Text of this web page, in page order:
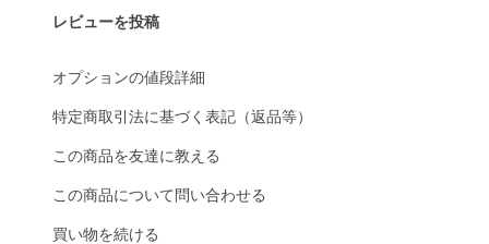
レビューを投稿
オプションの値段詳細
特定商取引法に基づく表記（返品等）
この商品を友達に教える
この商品について問い合わせる
買い物を続ける